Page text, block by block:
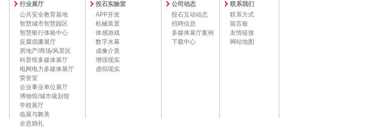
行业展厅
公共安全教育基地
智慧城市智慧园区
智慧银行体验中心
反腐倡廉展厅
房地产/商场/风景区
科普馆多媒体展厅
电网电力多媒体展厅
荣誉室
企业事业单位展厅
博物馆/城市规划馆
学校展厅
临展与舞美
全息婚礼
投石实验室
APP开发
机械装置
体感游戏
数字水幕
成像介质
增强现实
虚拟现实
公司动态
投石互动动态
招聘信息
多媒体展厅案例
下载中心
联系我们
联系方式
留言板
友情链接
网站地图